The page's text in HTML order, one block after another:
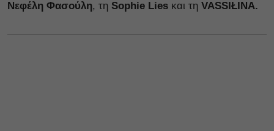
Νεφέλη Φασούλη, τη Sophie Lies και τη VASSIŁINA.